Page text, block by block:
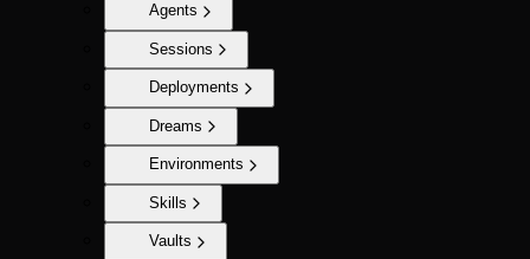
Agents
Sessions
Deployments
Dreams
Environments
Skills
Vaults